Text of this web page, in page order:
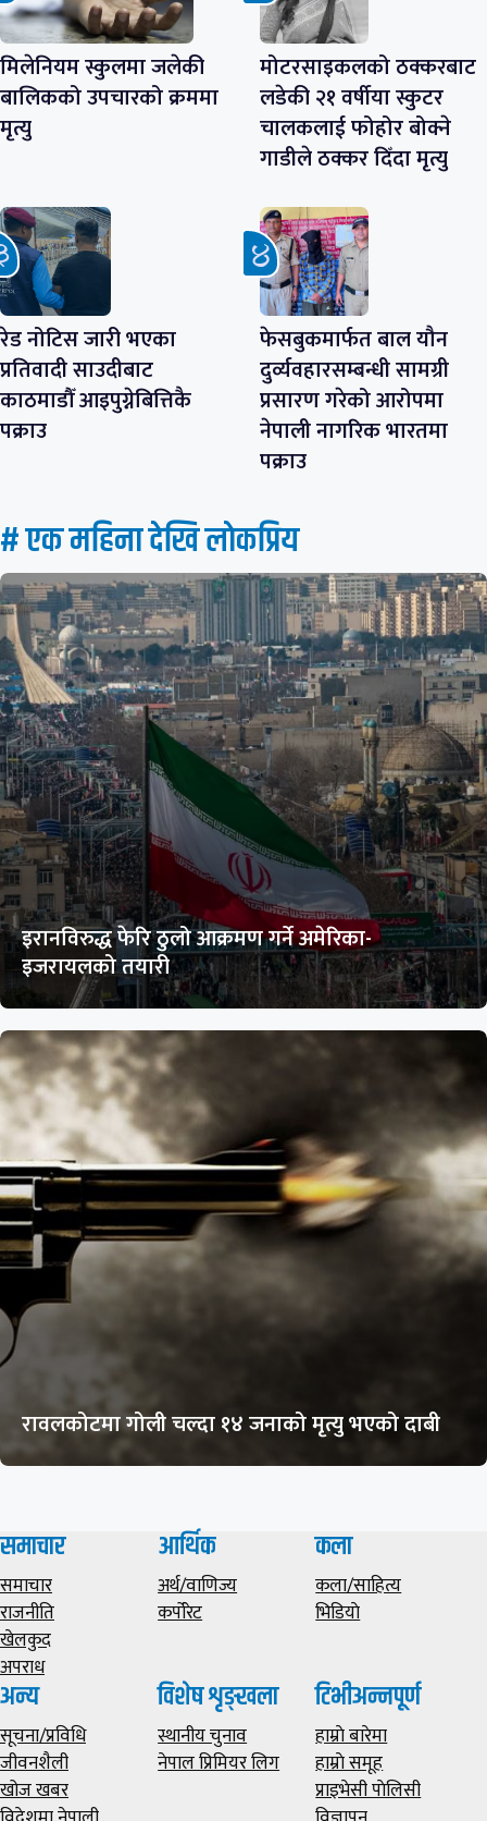
मिलेनियम स्कुलमा जलेकी
बालिकको उपचारको क्रममा
मृत्यु
मोटरसाइकलको ठक्करबाट
लडेकी २१ वर्षीया स्कुटर
चालकलाई फोहोर बोक्ने
गाडीले ठक्कर दिँदा मृत्यु
रेड नोटिस जारी भएका
प्रतिवादी साउदीबाट
काठमाडौँ आइपुग्नेबित्तिकै
पक्राउ
फेसबुकमार्फत बाल यौन
दुर्व्यवहारसम्बन्धी सामग्री
प्रसारण गरेको आरोपमा
नेपाली नागरिक भारतमा
पक्राउ
# एक महिना देखि लाेकप्रिय
इरानविरुद्ध फेरि ठुलो आक्रमण गर्ने अमेरिका-
इजरायलको तयारी
रावलकोटमा गोली चल्दा १४ जनाको मृत्यु भएको दाबी
समाचार
समाचार
राजनीति
खेलकुद
अपराध
आर्थिक
अर्थ/वाणिज्य
कर्पोरेट
कला
कला/साहित्य
भिडियाे
अन्य
सूचना/प्रविधि
जीवनशैली
खोज खबर
विशेष शृङ्खला
स्थानीय चुनाव
नेपाल प्रिमियर लिग
टिभीअन्नपूर्ण
हाम्राे बारेमा
हाम्राे समूह
प्राइभेसी पाेलिसी